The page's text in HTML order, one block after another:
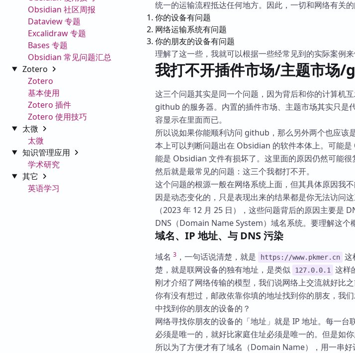
Obsidian 社区周报
Dataview 专题
Excalidraw 专题
Bases 专题
Obsidian 常见问题汇总
Zotero
Zotero
基本使用
Zotero 插件
Zotero 使用技巧
太微
太微
知识管理应用
学术研究
其它
英语学习
统一的运输流程抵达任何地方。因此，一切和网络有关
你的设备有问题
网络运输系统有问题
你的朋友的设备有问题
理解了这一些，我就可以根据一些经常见到的实际案例来
我打不开插件市场/主题市场
这三个问题其实是同一个问题，因为背后和你的计算机
github 的服务器。内置的插件市场、主题市场其实只是
容显示在里面而已。
所以说如果你能顺利访问 github，那么另外两个也应该
本上可以判断问题出在 Obsidian 的软件本体上。可能
能是 Obsidian 文件有损坏了。这里面的原因仍然可能很
然后就是最常见的问题：这三个我都打不开。
这个问题的根源一般在网络系统上面，但其具体原因我
因是动态变化的，只是表现出来的结果都是你无法访问
（2023 年 12 月 25 日），这些问题背后的原因主要是
DNS（Domain Name System）域名系统。要理解这个
域名、IP 地址、与 DNS 污染
域名 3 ，一句话说清楚，就是 https://www.pkmer.cn 这
楚，就是联网设备的独有地址，是类似
127.0.0.1
这样
刚才介绍了网络传输的模型，我们说网络上交流就好比
你有没有想过，邮政依靠你填的地址找到你的朋友，我
中找到你的朋友的设备的？
网络寻找你朋友的设备的「地址」就是 IP 地址。每一台
必须是唯一的，就好比家庭住址必须是唯一的。但是如
所以为了方便才有了域名（Domain Name），用一串